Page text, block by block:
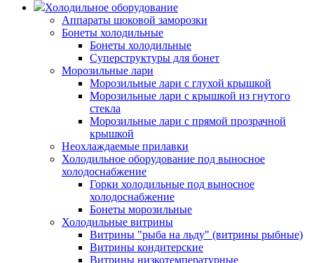
Холодильное оборудование
Аппараты шоковой заморозки
Бонеты холодильные
Бонеты холодильные
Суперструктуры для бонет
Морозильные лари
Морозильные лари с глухой крышкой
Морозильные лари с крышкой из гнутого
стекла
Морозильные лари с прямой прозрачной
крышкой
Неохлаждаемые прилавки
Холодильное оборудование под выносное
холодоснабжение
Горки холодильные под выносное
холодоснабжение
Бонеты морозильные
Холодильные витрины
Витрины "рыба на льду" (витрины рыбные)
Витрины кондитерские
Витрины низкотемпературные